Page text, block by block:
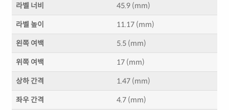
라벨 너비 45.9 (mm)
라벨 높이 11.17 (mm)
왼쪽 여백 5.5 (mm)
위쪽 여백 17 (mm)
상하 간격 1.47 (mm)
좌우 간격 4.7 (mm)